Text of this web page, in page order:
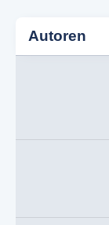
Autoren